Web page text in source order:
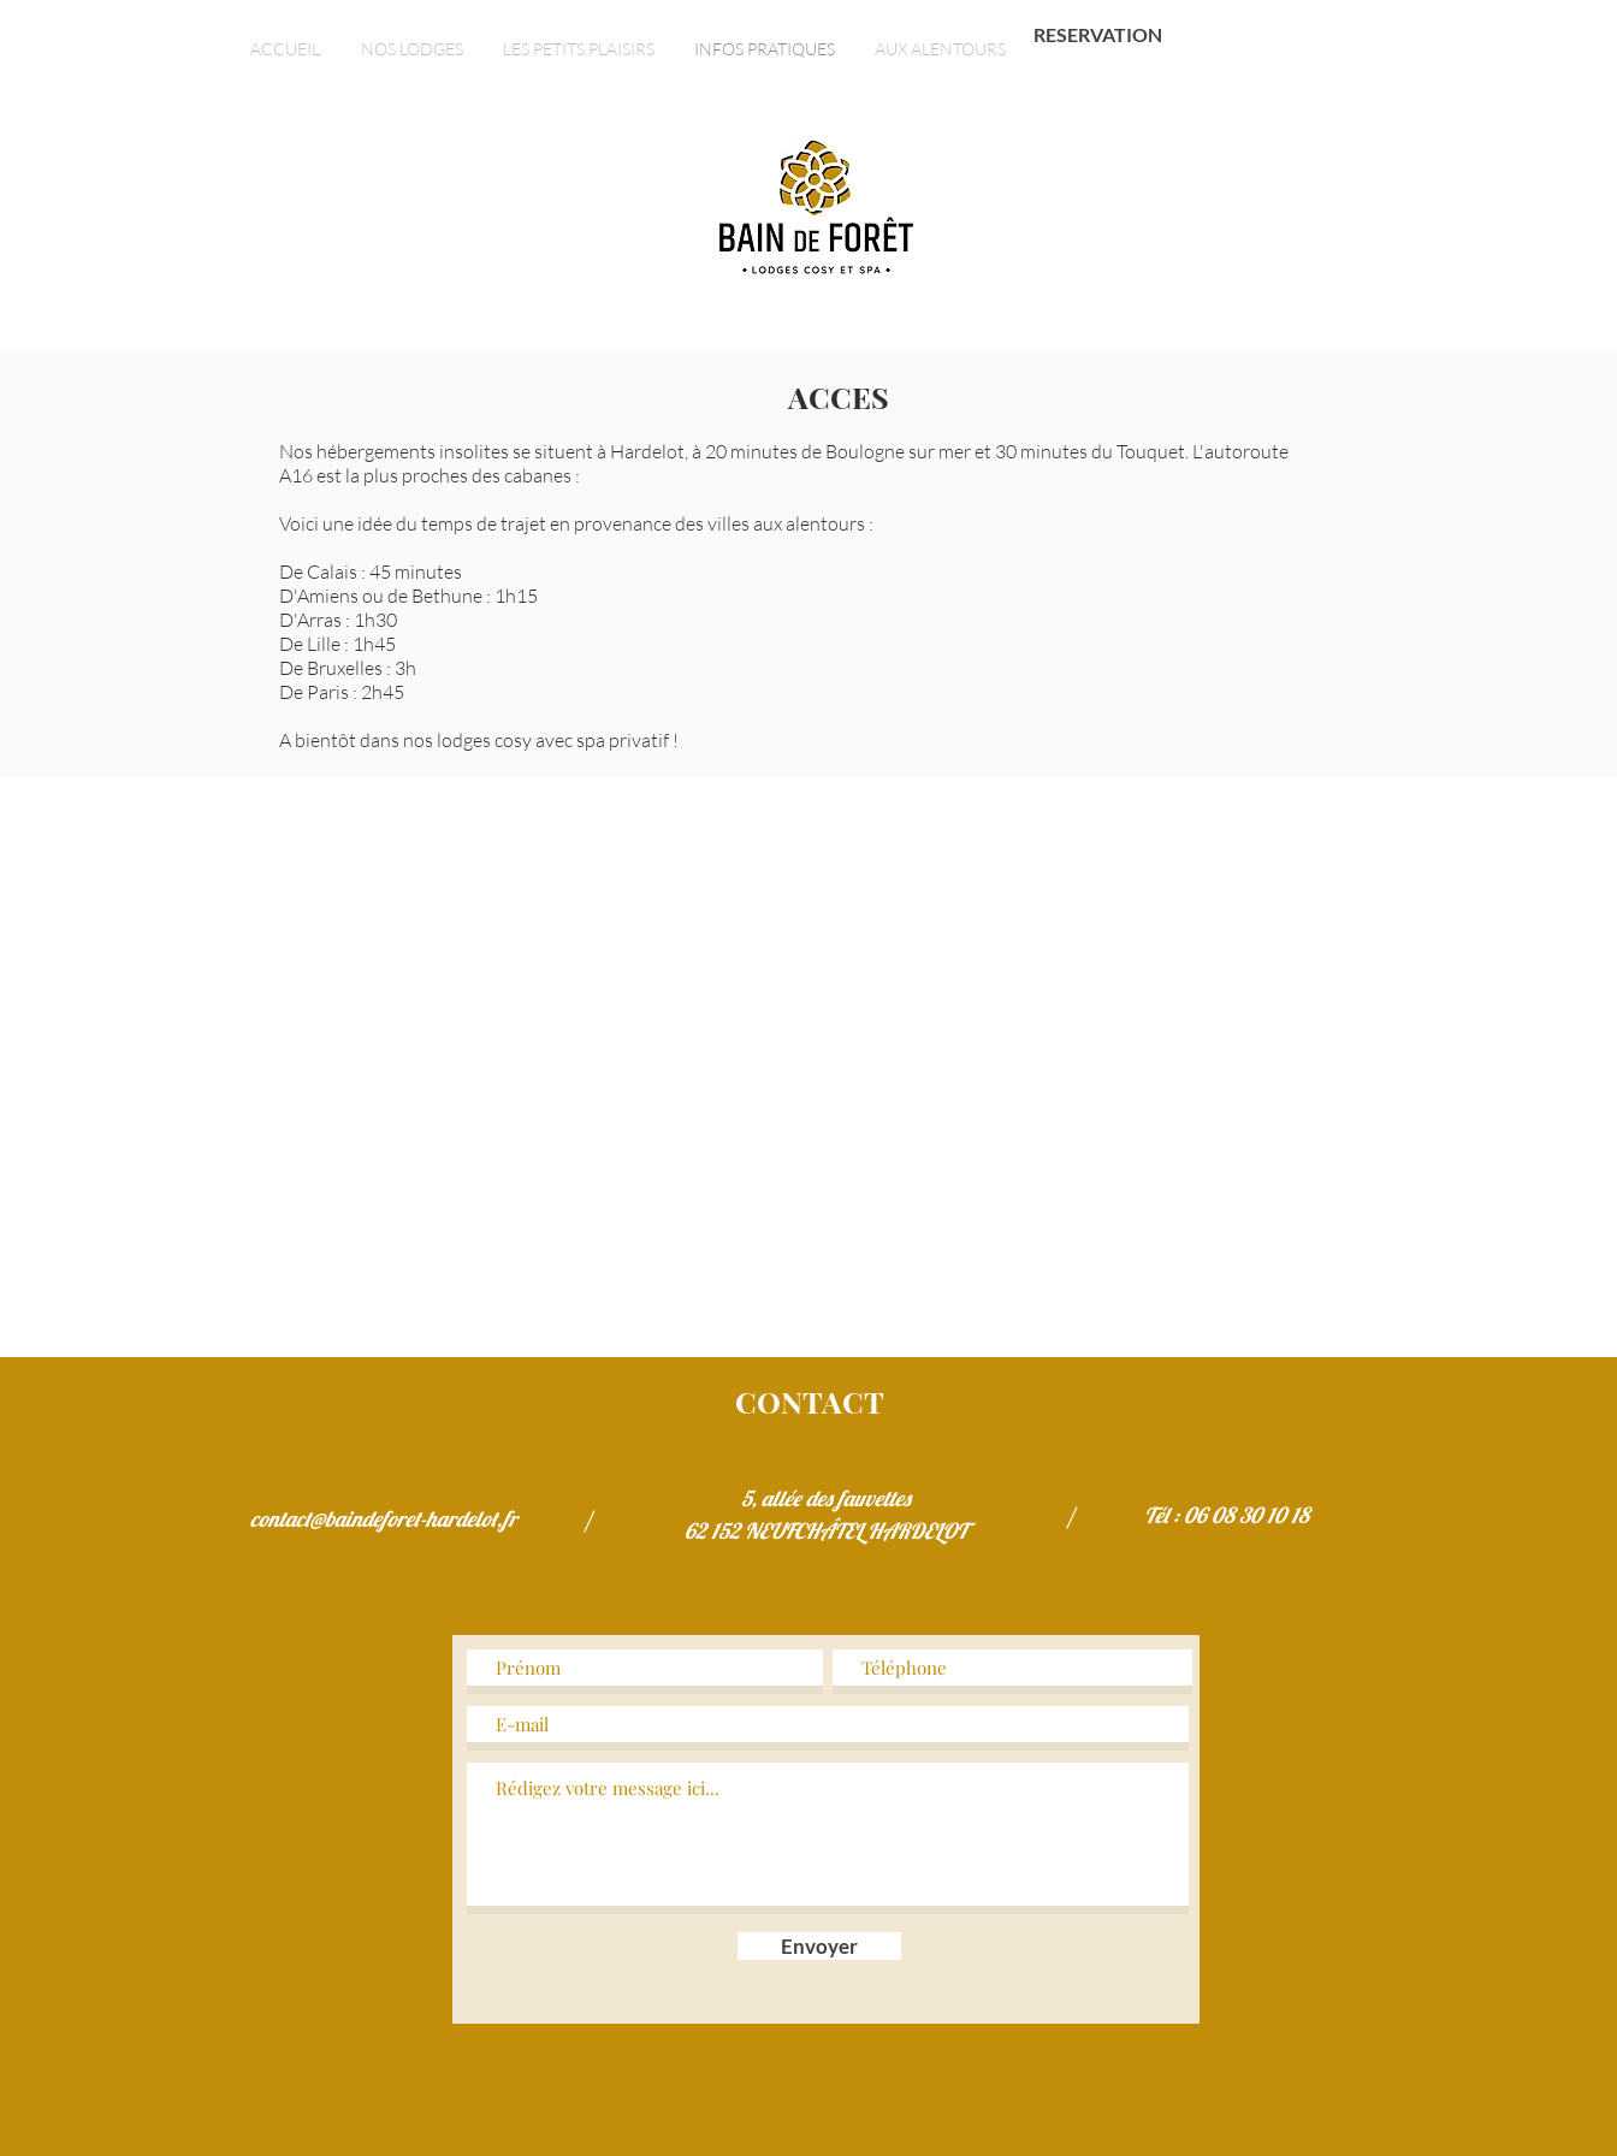
ACCUEIL NOS LODGES LES PETITS PLAISIRS INFOS PRATIQUES AUX ALENTOURS
RESERVATION
ACCES
Nos hébergements insolites se situent à Hardelot, à 20 minutes de Boulogne sur mer et 30 minutes du Touquet. L'autoroute
A16 est la plus proches des cabanes :
Voici une idée du temps de trajet en provenance des villes aux alentours :
De Calais : 45 minutes
D'Amiens ou de Bethune : 1h15
D'Arras : 1h30
De Lille : 1h45
De Bruxelles : 3h
De Paris : 2h45
A bientôt dans nos lodges cosy avec spa privatif !
CONTACT
Tél : 06 08 30 10 18
5, allée des fauvettes
62 152 NEUFCHÂTEL HARDELOT
/
/
contact@baindeforet-hardelot.fr
Envoyer